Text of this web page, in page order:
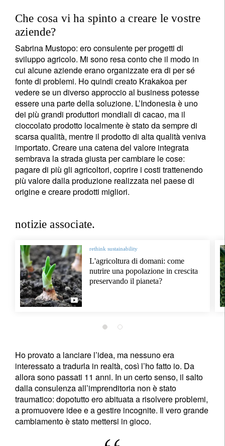
Che cosa vi ha spinto a creare le vostre
aziende?
Sabrina Mustopo: ero consulente per progetti di
sviluppo agricolo. Mi sono resa conto che il modo in
cui alcune aziende erano organizzate era di per sé
fonte di problemi. Ho quindi creato Krakakoa per
vedere se un diverso approccio al business potesse
essere una parte della soluzione. L’Indonesia è uno
dei più grandi produttori mondiali di cacao, ma il
cioccolato prodotto localmente è stato da sempre di
scarsa qualità, mentre il prodotto di alta qualità veniva
importato. Creare una catena del valore integrata
sembrava la strada giusta per cambiare le cose:
pagare di più gli agricoltori, coprire i costi trattenendo
più valore dalla produzione realizzata nel paese di
origine e creare prodotti migliori.
notizie associate.
rethink sustainability
L'agricoltura di domani: come
nutrire una popolazione in crescita
preservando il pianeta?
Ho provato a lanciare l’idea, ma nessuno era
interessato a tradurla in realtà, così l’ho fatto io. Da
allora sono passati 11 anni. In un certo senso, il salto
dalla consulenza all’imprenditoria non è stato
traumatico: dopotutto ero abituata a risolvere problemi,
a promuovere idee e a gestire incognite. Il vero grande
cambiamento è stato mettersi in gioco.